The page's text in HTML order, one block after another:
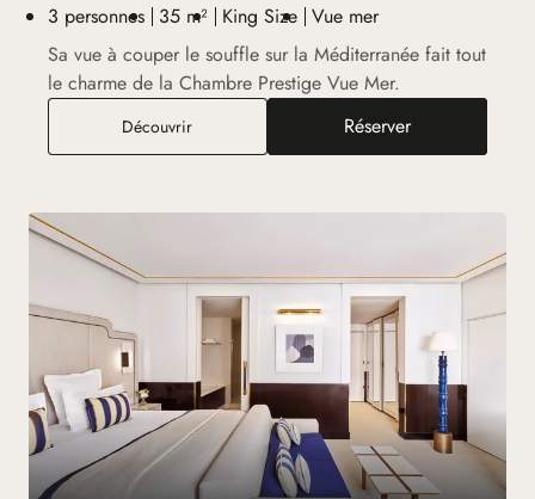
3 personnes 35 m² King Size Vue mer
Sa vue à couper le souffle sur la Méditerranée fait tout
le charme de la Chambre Prestige Vue Mer.
DécouvrirChambre Prestige MerRéserver